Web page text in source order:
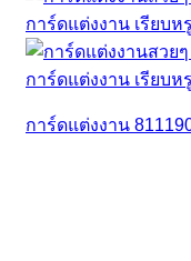
การ์ดแต่งงาน